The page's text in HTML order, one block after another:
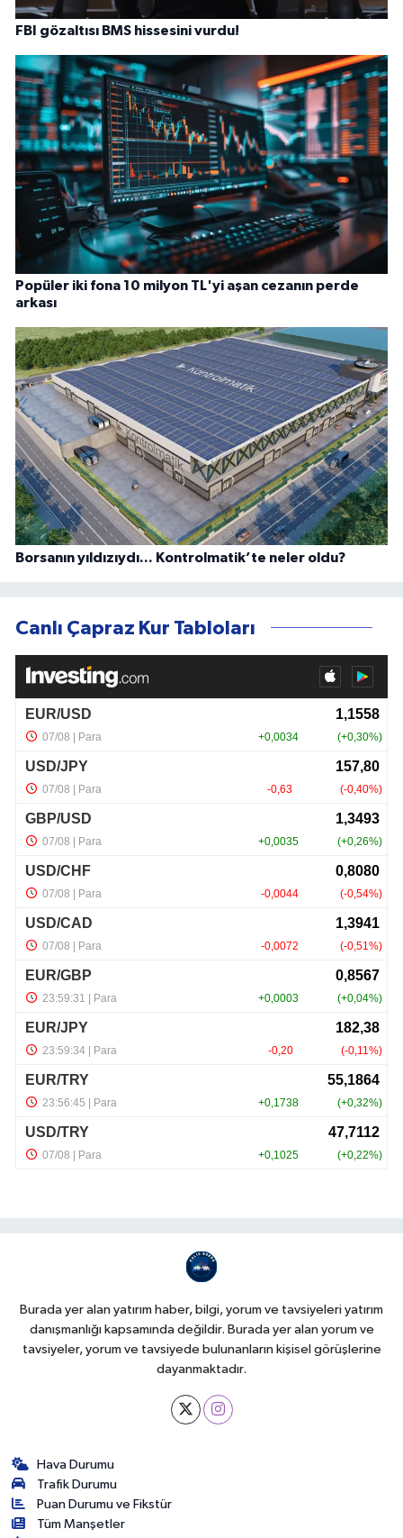
FBI gözaltısı BMS hissesini vurdu!
Popüler iki fona 10 milyon TL'yi aşan cezanın perde
arkası
Borsanın yıldızıydı... Kontrolmatik’te neler oldu?
Canlı Çapraz Kur Tabloları
Burada yer alan yatırım haber, bilgi, yorum ve tavsiyeleri yatırım
danışmanlığı kapsamında değildir. Burada yer alan yorum ve
tavsiyeler, yorum ve tavsiyede bulunanların kişisel görüşlerine
dayanmaktadır.
Hava Durumu
Trafik Durumu
Puan Durumu ve Fikstür
Tüm Manşetler